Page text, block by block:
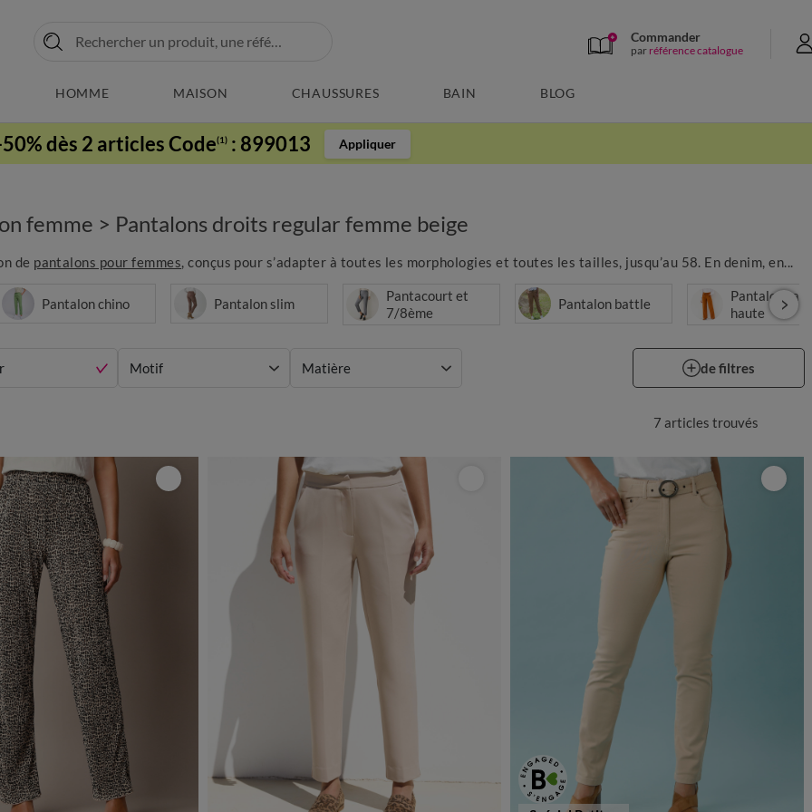
Commander
par référence catalogue
HOMME MAISON CHAUSSURES BAIN BLOG
dès 2 articles Code(1) : 899013 Appliquer
femme > Pantalons droits regular femme beige
de pantalons pour femmes, conçus pour s’adapter à toutes les morphologies et toutes les tailles, jusqu’au 58. En denim, en...
Pantalon chino Pantalon slim
Pantacourt et
7/8ème
Pantalon battle
Pantalon
haute
Motif Matière de filtres
7 articles trouvés